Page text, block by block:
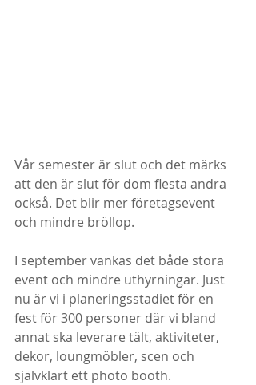
Vår semester är slut och det märks
att den är slut för dom flesta andra
också. Det blir mer företagsevent
och mindre bröllop.
I september vankas det både stora
event och mindre uthyrningar. Just
nu är vi i planeringsstadiet för en
fest för 300 personer där vi bland
annat ska leverare tält, aktiviteter,
dekor, loungmöbler, scen och
självklart ett photo booth.